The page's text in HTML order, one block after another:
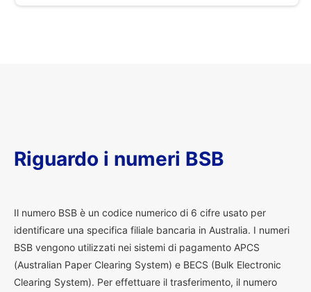
Riguardo i numeri BSB
Il numero BSB è un codice numerico di 6 cifre usato per
identificare una specifica filiale bancaria in Australia. I numeri
BSB vengono utilizzati nei sistemi di pagamento APCS
(Australian Paper Clearing System) e BECS (Bulk Electronic
Clearing System). Per effettuare il trasferimento, il numero